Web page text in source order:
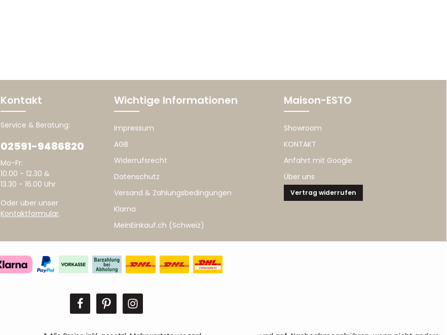
Kontakt
Service & Beratung:
02591-9486820
Mo-Fr:
10.00 - 12.30 &
13.30 - 16.00 Uhr
Oder über unser
Kontaktformular.
Wichtige Informationen
Impressum
AGB
Widerrufsrecht
Datenschutz
Versand & Zahlungsbedingungen
Klarna
MeinEinkauf.ch (Schweiz)
Maison-ESTO
Showroom
KONTAKT
Anfahrt mit Google
Über uns
Vertrag widerrufen